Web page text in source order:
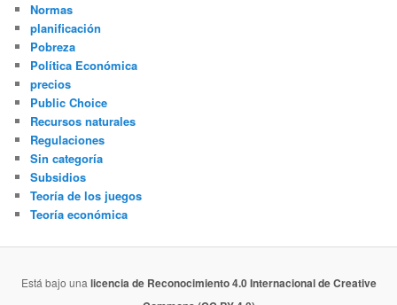
Normas
planificación
Pobreza
Política Económica
precios
Public Choice
Recursos naturales
Regulaciones
Sin categoría
Subsidios
Teoría de los juegos
Teoría económica
Está bajo una licencia de Reconocimiento 4.0 Internacional de Creative